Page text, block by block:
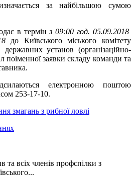
за найбільшою сумою
в термінз 09:00 год. 05.09.2018
до Київського міського комітету
державних установ (організаційно-
поіменної заявки складу команди та
електронною поштою
253-17-10.
змагань з рибної ловлі
та всіх членів профспілки з